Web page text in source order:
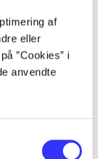
af
eller
”Cookies” i
anvendte